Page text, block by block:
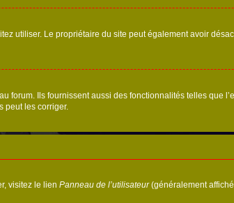
utiliser. Le propriétaire du site peut également avoir
Ils fournissent aussi des fonctionnalités telles que
peut les corriger.
visitez le lien Panneau de l’utilisateur(généralement